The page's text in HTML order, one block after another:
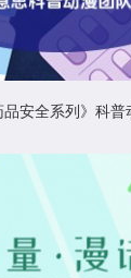
安全系列》科普